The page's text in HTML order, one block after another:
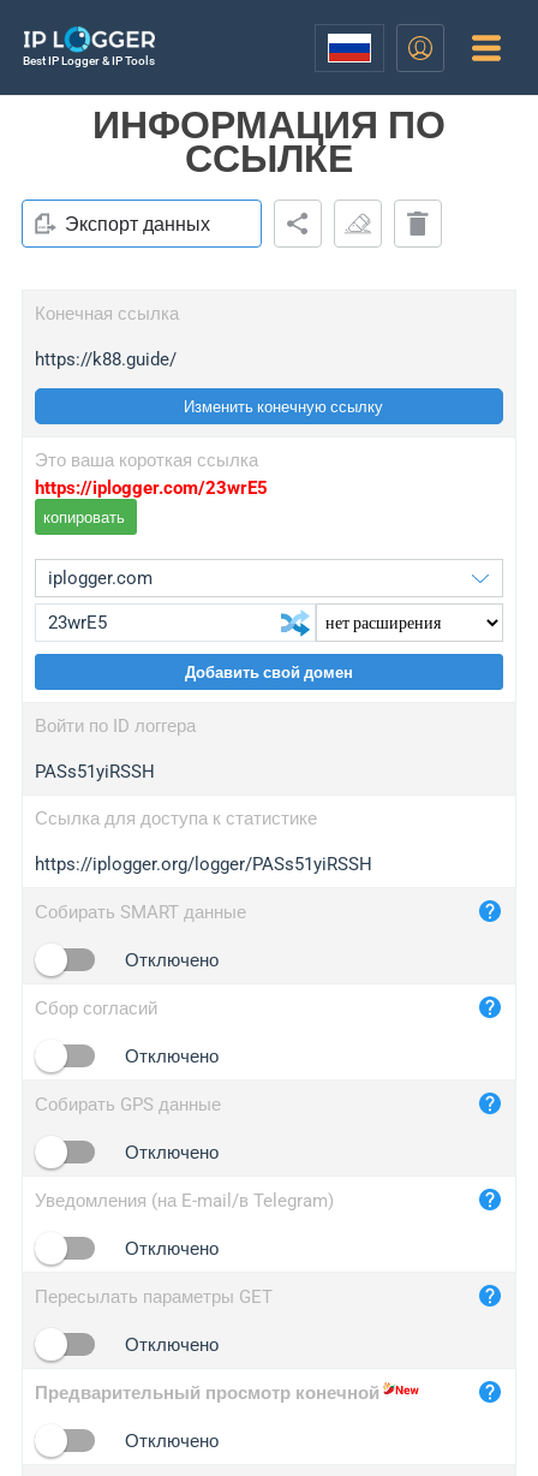
Best IP Logger & IP Tools
ИНФОРМАЦИЯ ПО
ССЫЛКЕ
Экспорт данных
Конечная ссылка
https://k88.guide/
Изменить конечную ссылку
Это ваша короткая ссылка
https://iplogger.com/23wrE5
копировать
wl.gl
ed.tc
iplogger.com
maper.info
2no.co
yip.su
iplogger.info
Добавить свой домен
Войти по ID логгера
PASs51yiRSSH
Ссылка для доступа к статистике
https://iplogger.org/logger/PASs51yiRSSH
Собирать SMART данные
Отключено
Сбор согласий
Отключено
Собирать GPS данные
Отключено
Уведомления (на E-mail/в Telegram)
Отключено
Пересылать параметры GET
Отключено
Предварительный просмотр конечной
Отключено